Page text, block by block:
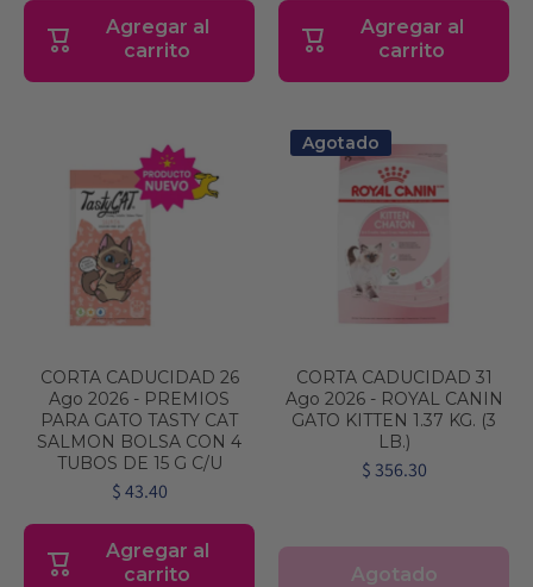
Agregar al
carrito
Agregar al
carrito
CORTA CADUCIDAD 26
Ago 2026 - PREMIOS
PARA GATO TASTY CAT
SALMON BOLSA CON 4
TUBOS DE 15 G C/U
$ 43.40
Agregar al
carrito
Agotado
CORTA CADUCIDAD 31
Ago 2026 - ROYAL CANIN
GATO KITTEN 1.37 KG. (3
LB.)
$ 356.30
Agotado